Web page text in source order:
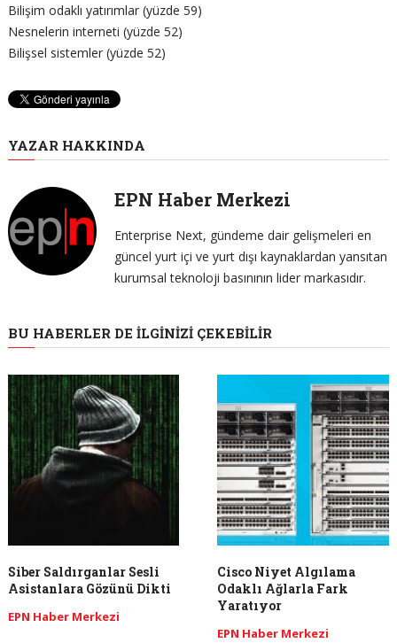
Bilişim odaklı yatırımlar (yüzde 59)
Nesnelerin interneti (yüzde 52)
Bilişsel sistemler (yüzde 52)
YAZAR HAKKINDA
EPN Haber Merkezi
Enterprise Next, gündeme dair gelişmeleri en
güncel yurt içi ve yurt dışı kaynaklardan yansıtan
kurumsal teknoloji basınının lider markasıdır.
BU HABERLER DE İLGINIZI ÇEKEBILIR
Siber Saldırganlar Sesli
Asistanlara Gözünü Dikti
EPN Haber Merkezi
Cisco Niyet Algılama
Odaklı Ağlarla Fark
Yaratıyor
EPN Haber Merkezi